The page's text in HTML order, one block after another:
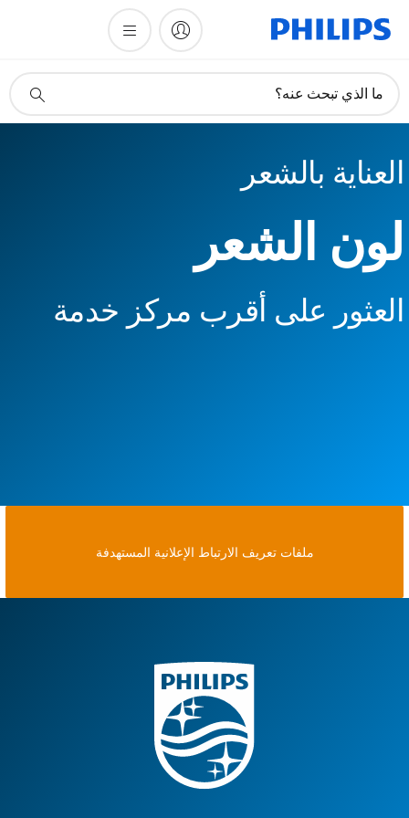
دعم
ما الذي تبحث عنه؟
العناية بالشعر
لون الشعر
العثور على أقرب مركز خدمة
ملفات تعريف الارتباط الإعلانية المستهدفة